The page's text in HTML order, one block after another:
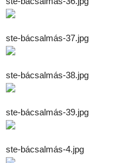
ste-bácsalmás-37.jpg
ste-bácsalmás-38.jpg
ste-bácsalmás-39.jpg
ste-bácsalmás-4.jpg